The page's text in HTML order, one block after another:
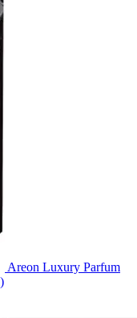
Areon Luxury Parfum